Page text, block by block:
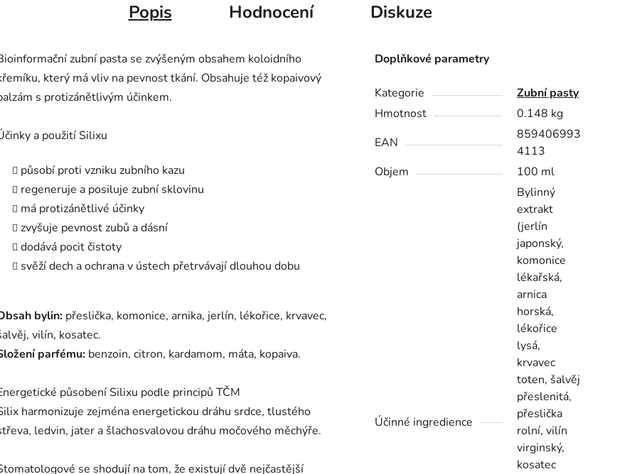
Popis Hodnocení Diskuze
zubní pasta se zvýšeným obsahem koloidního
který má vliv na pevnost tkání. Obsahuje též kopaivový
s protizánětlivým účinkem.
a použití Silixu
působí proti vzniku zubního kazu
regeneruje a posiluje zubní sklovinu
má protizánětlivé účinky
zvyšuje pevnost zubů a dásní
dodává pocit čistoty
svěží dech a ochrana v ústech přetrvávají dlouhou dobu
bylin: přeslička, komonice, arnika, jerlín, lékořice, krvavec,
vilín, kosatec.
parfému: benzoin, citron, kardamom, máta, kopaiva.
působení Silixu podle principů TČM
harmonizuje zejména energetickou dráhu srdce, tlustého
ledvin, jater a šlachosvalovou dráhu močového měchýře.
se shodují na tom, že existují dvě nejčastější
Doplňkové parametry
Kategorie
Zubní pasty
Hmotnost
0.148 kg
EAN
859406993
4113
Objem
100 ml
Účinné ingredience
Bylinný
extrakt
(jerlín
japonský,
komonice
lékařská,
arnica
horská,
lékořice
lysá,
krvavec
toten, šalvěj
přeslenitá,
přeslička
rolní, vilín
virginský,
kosatec